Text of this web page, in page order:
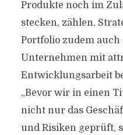
Produkte noch im
stecken, zählen.
Portfolio zudem
Unternehmen mit
Entwicklungsarbeit
„Bevor wir in einen
nicht nur das
und Risiken geprüft,